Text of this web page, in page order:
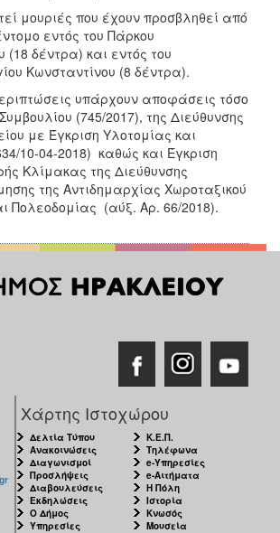
μουριές που έχουν προσβληθεί από
εντός του Πάρκου
(18 δέντρα) και εντός του
Κωνσταντίνου (8 δέντρα).
υπάρχουν αποφάσεις τόσο
(745/2017), της Διεύθυνσης
με Έγκριση Υλοτομίας και
10-04-2018) καθώς και Έγκριση
Κλίμακας της Διεύθυνσης
της Αντιδημαρχίας Χωροταξικού
Πολεοδομίας (αύξ. Αρ. 66/2018).
Χάρτης Ιστοχώρου
Δελτία Τύπου
Ανακοινώσεις
Διαγωνισμοί
Προσλήψεις
Διαβουλεύσεις
Εκδηλώσεις
Ο Δήμος
Υπηρεσίες
Κ.Ε.Π.
Τηλέφωνα
e-Υπηρεσίες
e-Αιτήματα
Η Πόλη
Ιστορία
Κνωσός
Μουσεία